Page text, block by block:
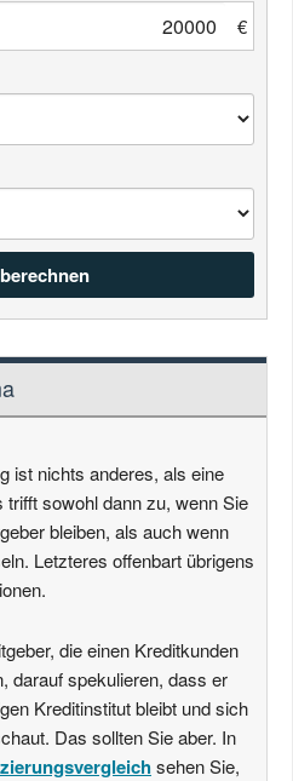
€
ist nichts anderes, als eine
sowohl dann zu, wenn Sie
bleiben, als auch wenn
Letzteres offenbart übrigens
die einen Kreditkunden
darauf spekulieren, dass er
Kreditinstitut bleibt und sich
Das sollten Sie aber. In
sehen Sie,